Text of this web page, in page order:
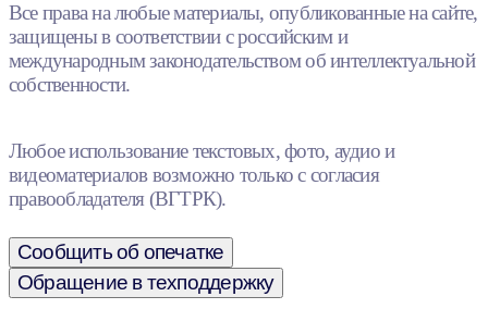
Все права на любые материалы, опубликованные на сайте,
защищены в соответствии с российским и
международным законодательством об интеллектуальной
собственности.
Любое использование текстовых, фото, аудио и
видеоматериалов возможно только с согласия
правообладателя (ВГТРК).
Сообщить об опечатке
Обращение в техподдержку